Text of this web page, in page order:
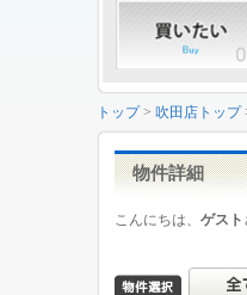
トップ> 吹田店トップ
物件詳細
こんにちは、 ゲスト